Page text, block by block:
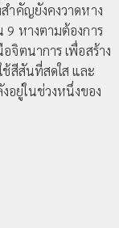
ำคัญยังคงวาดหาง
หางตามต้องการ
จิตนาการ เพื่อสร้าง
ช้สีสันที่สดใส และ
อยู่ในช่วงหนึ่งของ